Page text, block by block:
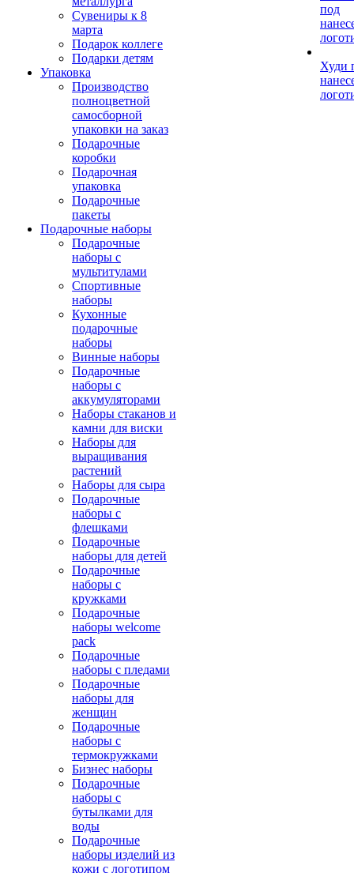
Сувениры к 8
марта
Подарок коллеге
Подарки детям
Упаковка
Производство
полноцветной
самосборной
упаковки на заказ
Подарочные
коробки
Подарочная
упаковка
Подарочные
пакеты
Подарочные наборы
Подарочные
наборы с
мультитулами
Спортивные
наборы
Кухонные
подарочные
наборы
Винные наборы
Подарочные
наборы с
аккумуляторами
Наборы стаканов и
камни для виски
Наборы для
выращивания
растений
Наборы для сыра
Подарочные
наборы с
флешками
Подарочные
наборы для детей
Подарочные
наборы с
кружками
Подарочные
наборы welcome
pack
Подарочные
наборы с пледами
Подарочные
наборы для
женщин
Подарочные
наборы с
термокружками
Бизнес наборы
Подарочные
наборы с
бутылками для
воды
Подарочные
наборы изделий из
кожи с логотипом
под
Худи